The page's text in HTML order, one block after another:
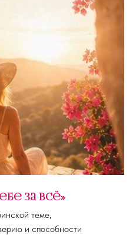
за всё»
теме,
и способности